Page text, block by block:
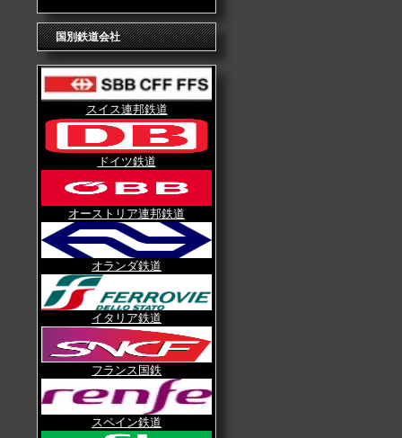
国別鉄道会社
スイス連邦鉄道
ドイツ鉄道
オーストリア連邦鉄道
オランダ鉄道
イタリア鉄道
フランス国鉄
スペイン鉄道